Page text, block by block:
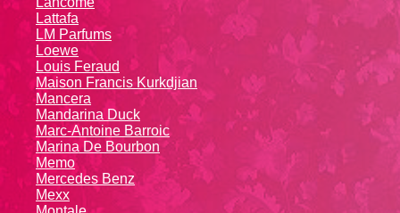
Lattafa
LM Parfums
Loewe
Louis Feraud
Maison Francis Kurkdjian
Mancera
Mandarina Duck
Marc-Antoine Barroic
Marina De Bourbon
Memo
Mercedes Benz
Mexx